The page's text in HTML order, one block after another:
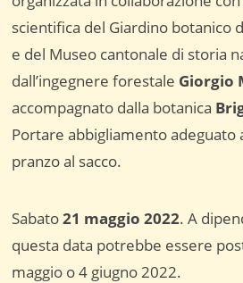
scientifica del Giardino botanico
e del Museo cantonale di storia
dall’ingegnere forestale Giorgio
accompagnato dalla botanica
Portare abbigliamento adeguato
pranzo al sacco.
Sabato21 maggio 2022. A
questa data potrebbe essere
maggio o 4 giugno 2022.